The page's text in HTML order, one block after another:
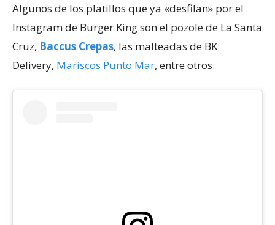
Algunos de los platillos que ya «desfilan» por el
Instagram de Burger King son el pozole de La Santa
Cruz, Baccus Crepas, las malteadas de BK
Delivery, Mariscos Punto Mar, entre otros.